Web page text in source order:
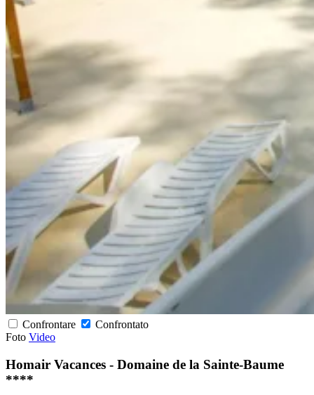
Confrontare
Confrontato
Foto Video
Homair Vacances - Domaine de la Sainte-Baume
****